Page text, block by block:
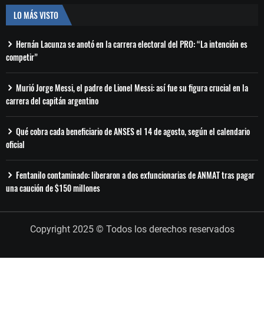
LO MÁS VISTO
Hernán Lacunza se anotó en la carrera electoral del PRO: “La intención es
competir”
Murió Jorge Messi, el padre de Lionel Messi: así fue su figura crucial en la
carrera del capitán argentino
Qué cobra cada beneficiario de ANSES el 14 de agosto, según el calendario
oficial
Fentanilo contaminado: liberaron a dos exfuncionarias de ANMAT tras pagar
una caución de $150 millones
Copyright 2025 © Todos los derechos reservados